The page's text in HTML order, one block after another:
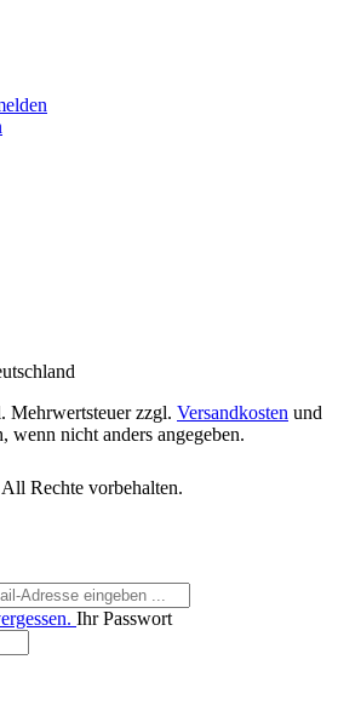
Mehrwertsteuer zzgl. Versandkosten und
wenn nicht anders angegeben.
Rechte vorbehalten.
Ihr Passwort